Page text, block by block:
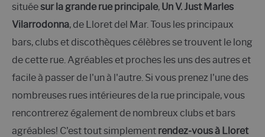
situéesur la grande rue principale, Un V. Just Marles
Vilarrodonna, de Lloret del Mar. Tous les principaux
bars, clubs et discothèques célèbres se trouvent le long
de cette rue. Agréables et proches les uns des autres et
facile à passer de l'un à l'autre. Si vous prenez l'une des
nombreuses rues intérieures de la rue principale, vous
rencontrerez également de nombreux clubs et bars
agréables! C'est tout simplement rendez-vous à Lloret